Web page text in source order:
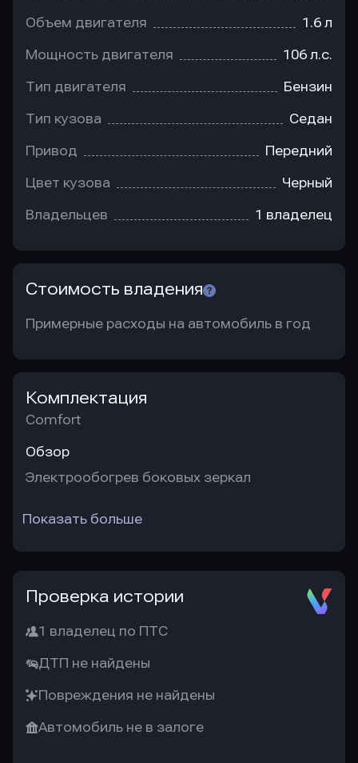
Объем двигателя 1.6 л
Мощность двигателя 106 л.с.
Тип двигателя Бензин
Тип кузова Седан
Привод Передний
Цвет кузова Черный
Владельцев 1 владелец
Стоимость владения
Примерные расходы на автомобиль в год
Комплектация
Comfort
Обзор
Электрообогрев боковых зеркал
Показать больше
Проверка истории
1 владелец по ПТС
ДТП не найдены
Повреждения не найдены
Автомобиль не в залоге